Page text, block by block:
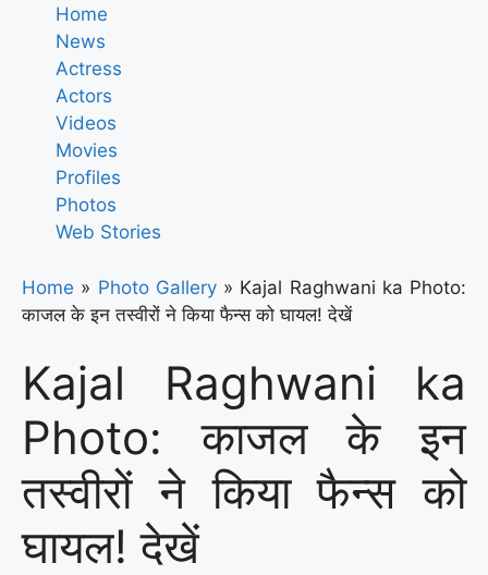
Home
News
Actress
Actors
Videos
Movies
Profiles
Photos
Web Stories
Home » Photo Gallery» Kajal Raghwani ka Photo:
काजल के इन तस्वीरों ने किया फैन्स को घायल! देखें
Kajal Raghwani ka
Photo: काजल के इन
तस्वीरों ने किया फैन्स को
घायल! देखें